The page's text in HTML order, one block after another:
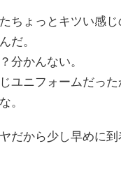
ちょっとキツい感
だ。
分かんない。
ユニフォームだっ
。
だから少し早めに